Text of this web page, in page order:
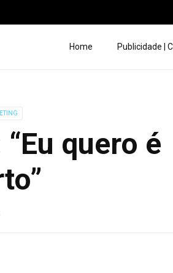
Home Publicidade |
quero é